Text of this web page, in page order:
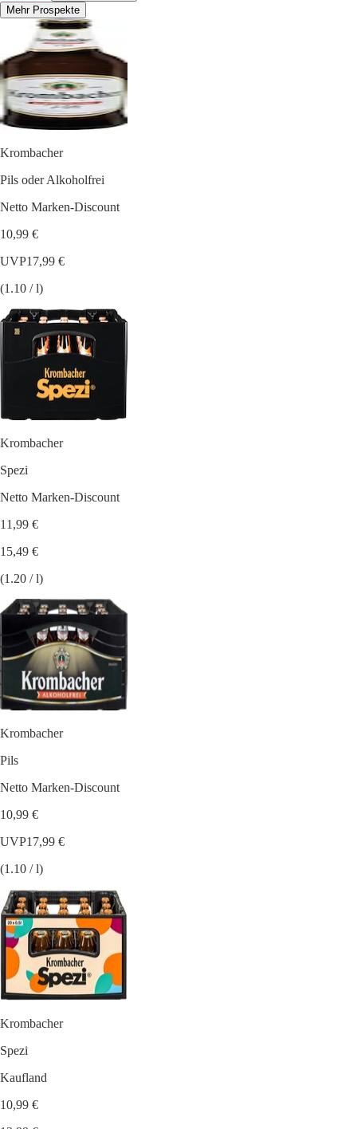
Mehr Prospekte
Krombacher
Pils oder Alkoholfrei
Netto Marken-Discount
10,99 €
UVP17,99 €
(1.10 / l)
Krombacher
Spezi
Netto Marken-Discount
11,99 €
15,49 €
(1.20 / l)
Krombacher
Pils
Netto Marken-Discount
10,99 €
UVP17,99 €
(1.10 / l)
Krombacher
Spezi
Kaufland
10,99 €